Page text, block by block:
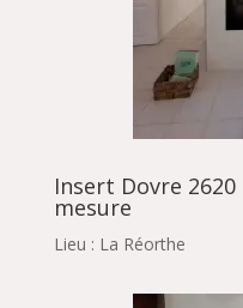
Insert Dovre
mesure
Lieu : La Réorthe